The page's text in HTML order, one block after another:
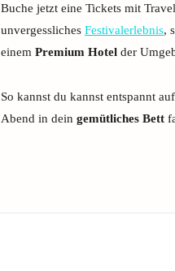
Buche jetzt eine Tickets mit
unvergessliches Festivalerlebnis,
einem Premium Hotel der
So kannst du kannst entspannt
Abend in dein gemütliches Bett